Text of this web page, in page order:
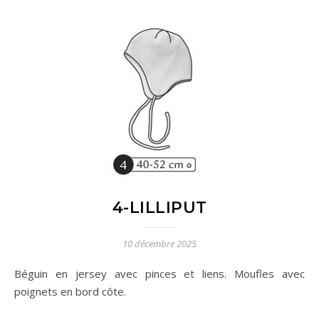
4-LILLIPUT
10 décembre 2025
Béguin en jersey avec pinces et liens. Moufles avec
poignets en bord côte.